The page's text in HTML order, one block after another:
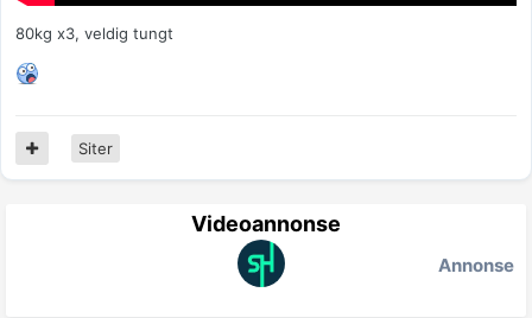
80kg x3, veldig tungt
Siter
Videoannonse
Annonse